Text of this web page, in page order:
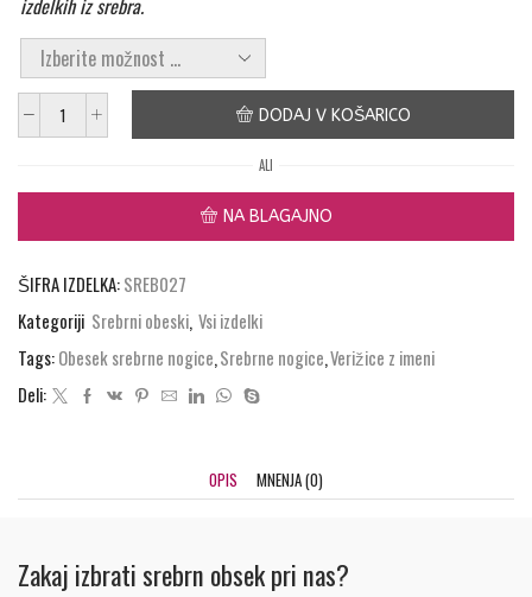
izdelkih iz srebra.
Obesek
količina
DODAJ V KOŠARICO
ALI
NA BLAGAJNO
ŠIFRA IZDELKA:SREB027
Kategoriji Srebrni obeski, Vsi izdelki
Tags:Obesek srebrne nogice,Srebrne nogice,Verižice z imeni
Deli:
OPIS MNENJA (0)
Zakaj izbrati srebrn obsek pri nas?